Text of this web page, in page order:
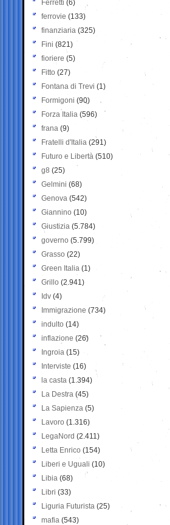
Ferretti (6)
ferrovie (133)
finanziaria (325)
Fini (821)
fioriere (5)
Fitto (27)
Fontana di Trevi (1)
Formigoni (90)
Forza Italia (596)
frana (9)
Fratelli d'Italia (291)
Futuro e Libertà (510)
g8 (25)
Gelmini (68)
Genova (542)
Giannino (10)
Giustizia (5.784)
governo (5.799)
Grasso (22)
Green Italia (1)
Grillo (2.941)
Idv (4)
Immigrazione (734)
indulto (14)
inflazione (26)
Ingroia (15)
Interviste (16)
la casta (1.394)
La Destra (45)
La Sapienza (5)
Lavoro (1.316)
LegaNord (2.411)
Letta Enrico (154)
Liberi e Uguali (10)
Libia (68)
Libri (33)
Liguria Futurista (25)
mafia (543)